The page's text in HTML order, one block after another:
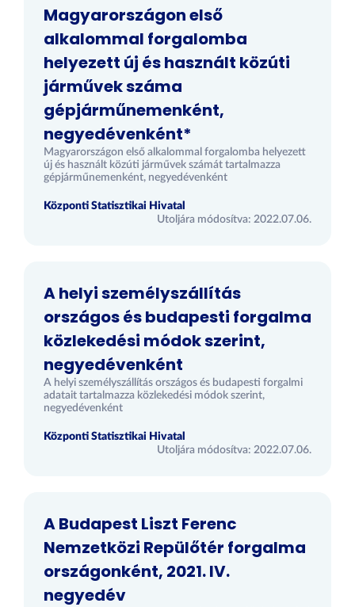
Magyarországon első
alkalommal forgalomba
helyezett új és használt közúti
járművek száma
gépjárműnemenként,
negyedévenként*
Magyarországon első alkalommal forgalomba helyezett
új és használt közúti járművek számát tartalmazza
gépjárműnemenként, negyedévenként
Központi Statisztikai Hivatal
Utoljára módosítva: 2022.07.06.
A helyi személyszállítás
országos és budapesti forgalma
közlekedési módok szerint,
negyedévenként
A helyi személyszállítás országos és budapesti forgalmi
adatait tartalmazza közlekedési módok szerint,
negyedévenként
Központi Statisztikai Hivatal
Utoljára módosítva: 2022.07.06.
A Budapest Liszt Ferenc
Nemzetközi Repülőtér forgalma
országonként, 2021. IV.
negyedév